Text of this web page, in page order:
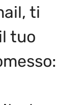
ti
tuo